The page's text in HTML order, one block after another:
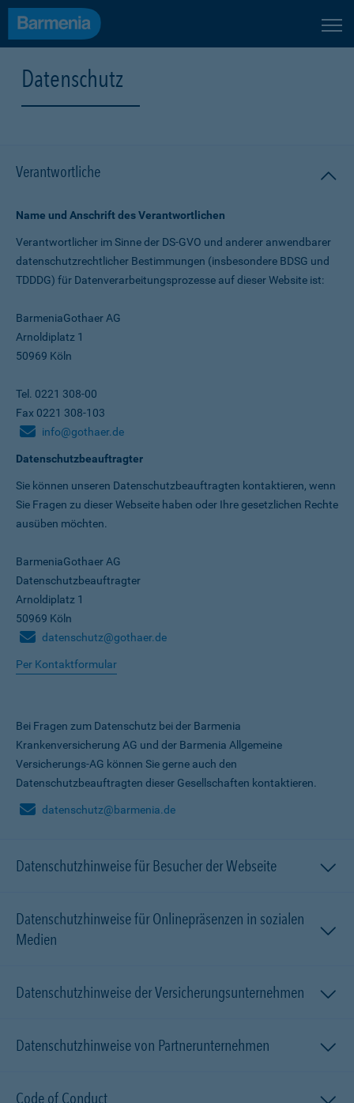
Datenschutz
Verantwortliche
Name und Anschrift des Verantwortlichen
Verantwortlicher im Sinne der DS-GVO und anderer anwendbarer
datenschutz­rechtlicher Bestimmungen (insbesondere BDSG und
TDDDG) für Daten­verarbeitungs­prozesse auf dieser Website ist:
BarmeniaGothaer AG
Arnoldiplatz 1
50969 Köln
Tel. 0221 308-00
Fax 0221 308-103
info@gothaer.de
Datenschutzbeauftragter
Sie können unseren Datenschutz­beauftragten kontaktieren, wenn
Sie Fragen zu dieser Webseite haben oder Ihre gesetzlichen Rechte
ausüben möchten.
BarmeniaGothaer AG
Datenschutzbeauftragter
Arnoldiplatz 1
50969 Köln
datenschutz@gothaer.de
Per Kontaktformular
Bei Fragen zum Datenschutz bei der Barmenia
Krankenversicherung AG und der Barmenia Allgemeine
Versicherungs-AG können Sie gerne auch den
Datenschutzbeauftragten dieser Gesellschaften kontaktieren.
datenschutz@barmenia.de
Datenschutzhinweise für Besucher der Webseite
Datenschutzhinweise für Onlinepräsenzen in sozialen
Medien
Datenschutzhinweise der Versicherungsunternehmen
Datenschutzhinweise von Partnerunternehmen
Code of Conduct